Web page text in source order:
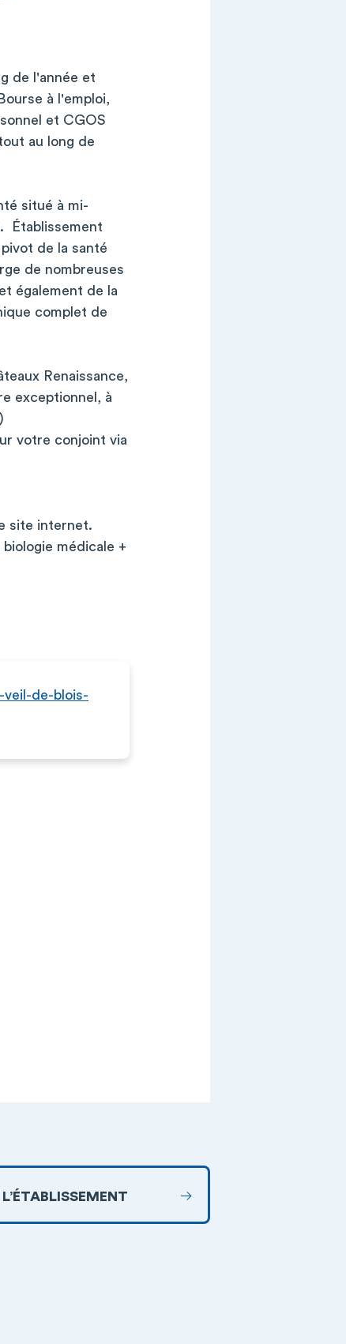
de l'année et
à l'emploi,
et CGOS
au long de
situé à mi-
Établissement
de la santé
de nombreuses
également de la
complet de
Renaissance,
exceptionnel, à
votre conjoint via
site internet.
médicale +
de-blois-